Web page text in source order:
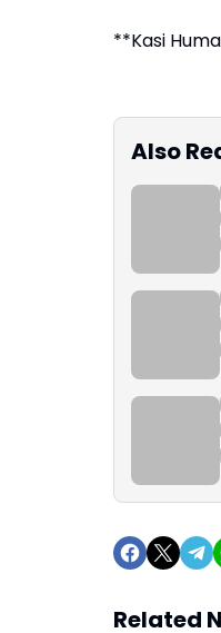
**Kasi
Also
Related